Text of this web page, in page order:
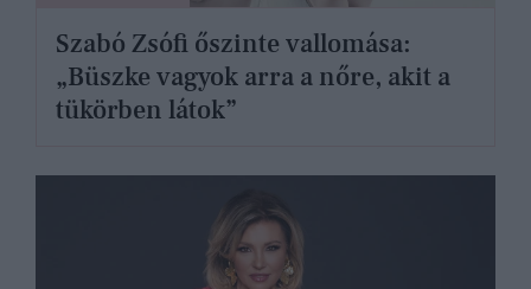
Szabó Zsófi őszinte vallomása:
„Büszke vagyok arra a nőre, akit a
tükörben látok”